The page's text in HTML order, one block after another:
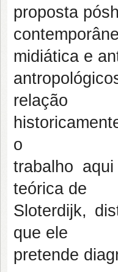
proposta
midiática e
relação
o
trabalho
teórica de
Sloterdijk,
que ele
pretende